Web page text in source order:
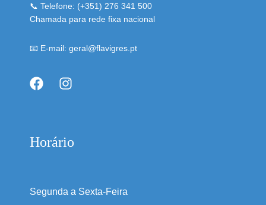
📞 Telefone: (+351) 276 341 500
Chamada para rede fixa nacional
📧 E-mail: geral@flavigres.pt
Horário
Segunda a Sexta-Feira